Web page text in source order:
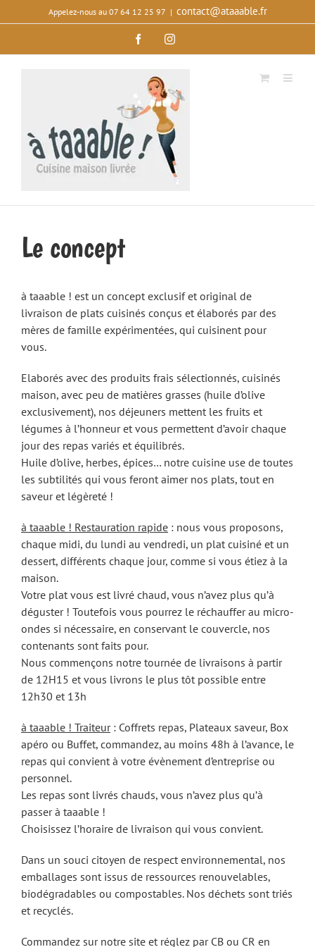
au
Appelez‑nous au 07 64 12 25 97 | contact@ataaable.fr
FacebookInstagram
Le concept
à taaable ! est un concept exclusif et original de
livraison de plats cuisinés conçus et élaborés par des
mères de famille expérimentées, qui cuisinent pour
vous.
Elaborés avec des produits frais sélectionnés, cuisinés
maison, avec peu de matières grasses (huile d’olive
exclusivement), nos déjeuners mettent les fruits et
légumes à l’honneur et vous permettent d’avoir chaque
jour des repas variés et équilibrés.
Huile d’olive, herbes, épices… notre cuisine use de toutes
les subtilités qui vous feront aimer nos plats, tout en
saveur et légèreté !
à taaable ! Restauration rapide : nous vous proposons,
chaque midi, du lundi au vendredi, un plat cuisiné et un
dessert, différents chaque jour, comme si vous étiez à la
maison.
Votre plat vous est livré chaud, vous n’avez plus qu’à
déguster ! Toutefois vous pourrez le réchauffer au micro-
ondes si nécessaire, en conservant le couvercle, nos
contenants sont faits pour.
Nous commençons notre tournée de livraisons à partir
de 12H15 et vous livrons le plus tôt possible entre
12h30 et 13h
à taaable ! Traiteur: Coffrets repas, Plateaux saveur, Box
apéro ou Buffet, commandez, au moins 48h à l’avance, le
repas qui convient à votre évènement d’entreprise ou
personnel.
Les repas sont livrés chauds, vous n’avez plus qu’à
passer à taaable !
Choisissez l’horaire de livraison qui vous convient.
Dans un souci citoyen de respect environnemental, nos
emballages sont issus de ressources renouvelables,
biodégradables ou compostables. Nos déchets sont triés
et recyclés.
Commandez sur notre site et réglez par CB ou CR en